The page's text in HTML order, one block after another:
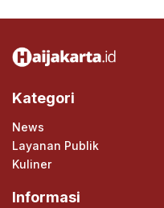
Kategori
News
Layanan Publik
Kuliner
Informasi